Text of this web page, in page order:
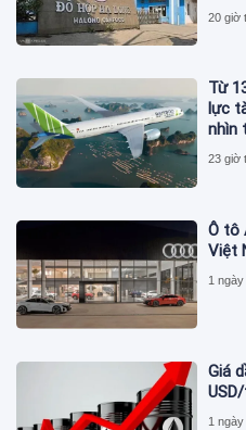
20 giờ
Từ
lực
nhìn
23 giờ
Ô tô
Việt
1
Giá
1